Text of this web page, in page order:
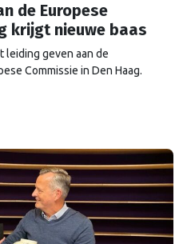
de Europese
krijgt nieuwe baas
leiding geven aan de
Commissie in Den Haag.